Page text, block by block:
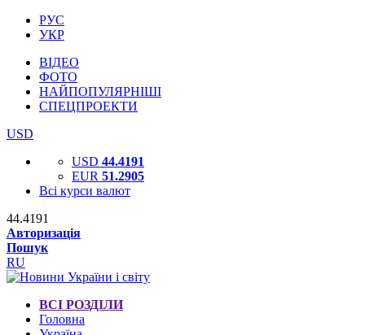
РУС
УКР
ВІДЕО
ФОТО
НАЙПОПУЛЯРНІШІ
СПЕЦПРОЕКТИ
USD
USD 44.4191
EUR 51.2905
Всі курси валют
44.4191
Авторизація
Пошук
RU
ВСІ РОЗДІЛИ
Головна